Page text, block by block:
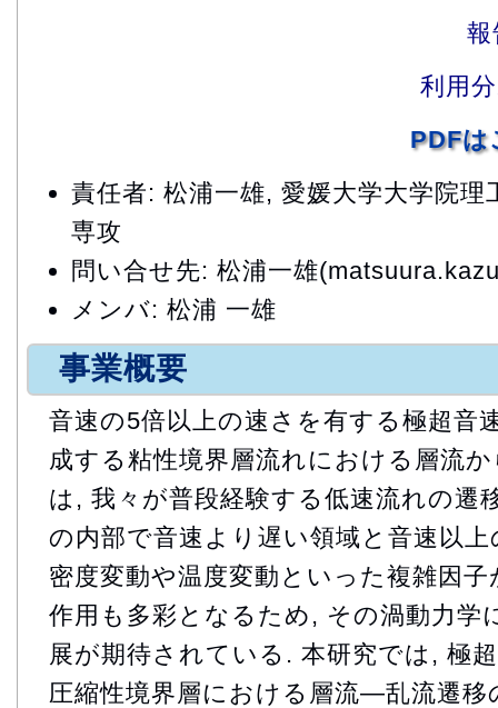
報
利用
PDFは
責任者: 松浦一雄, 愛媛大学大学院理
専攻
問い合せ先: 松浦一雄
メンバ: 松浦 一雄
事業概要
音速の5倍以上の速さを有する極超音
成する粘性境界層流れにおける層流
は, 我々が普段経験する低速流れの遷
の内部で音速より遅い領域と音速以
密度変動や温度変動といった複雑因
作用も多彩となるため, その渦動力学
展が期待されている. 本研究では, 極
圧縮性境界層における層流―乱流遷